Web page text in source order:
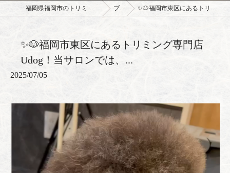
福岡県福岡市のトリミングサロンならドッグサロン Udog ブログ ✨🐶福岡市東区にあるトリミング専門店Udog！当サロンでは、...
✨🐶福岡市東区にあるトリミング専門店
Udog！当サロンでは、...
2025/07/05